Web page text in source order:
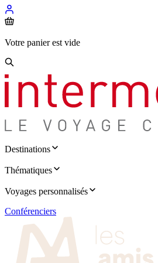
Votre panier est vide
Destinations
Thématiques
Voyages personnalisés
Conférenciers